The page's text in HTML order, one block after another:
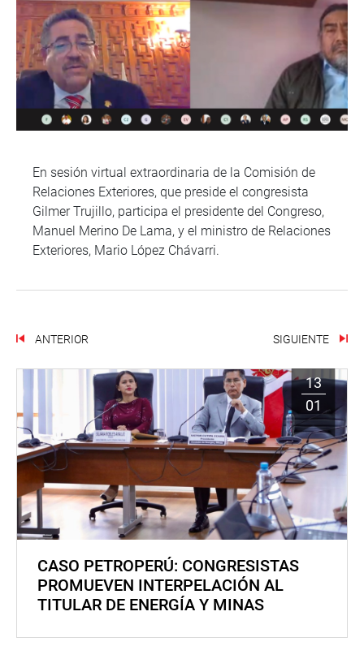
En sesión virtual extraordinaria de la Comisión de
Relaciones Exteriores, que preside el congresista
Gilmer Trujillo, participa el presidente del Congreso,
Manuel Merino De Lama, y el ministro de Relaciones
Exteriores, Mario López Chávarri.
ANTERIOR SIGUIENTE
13
01
CASO PETROPERÚ: CONGRESISTAS
PROMUEVEN INTERPELACIÓN AL
TITULAR DE ENERGÍA Y MINAS